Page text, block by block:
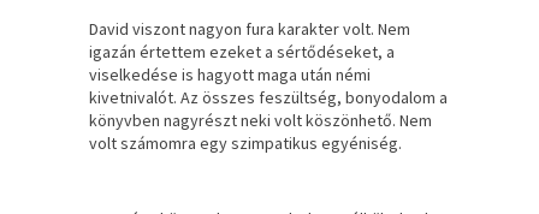
David viszont nagyon fura karakter volt. Nem
igazán értettem ezeket a sértődéseket, a
viselkedése is hagyott maga után némi
kivetnivalót. Az összes feszültség, bonyodalom a
könyvben nagyrészt neki volt köszönhető. Nem
volt számomra egy szimpatikus egyéniség.